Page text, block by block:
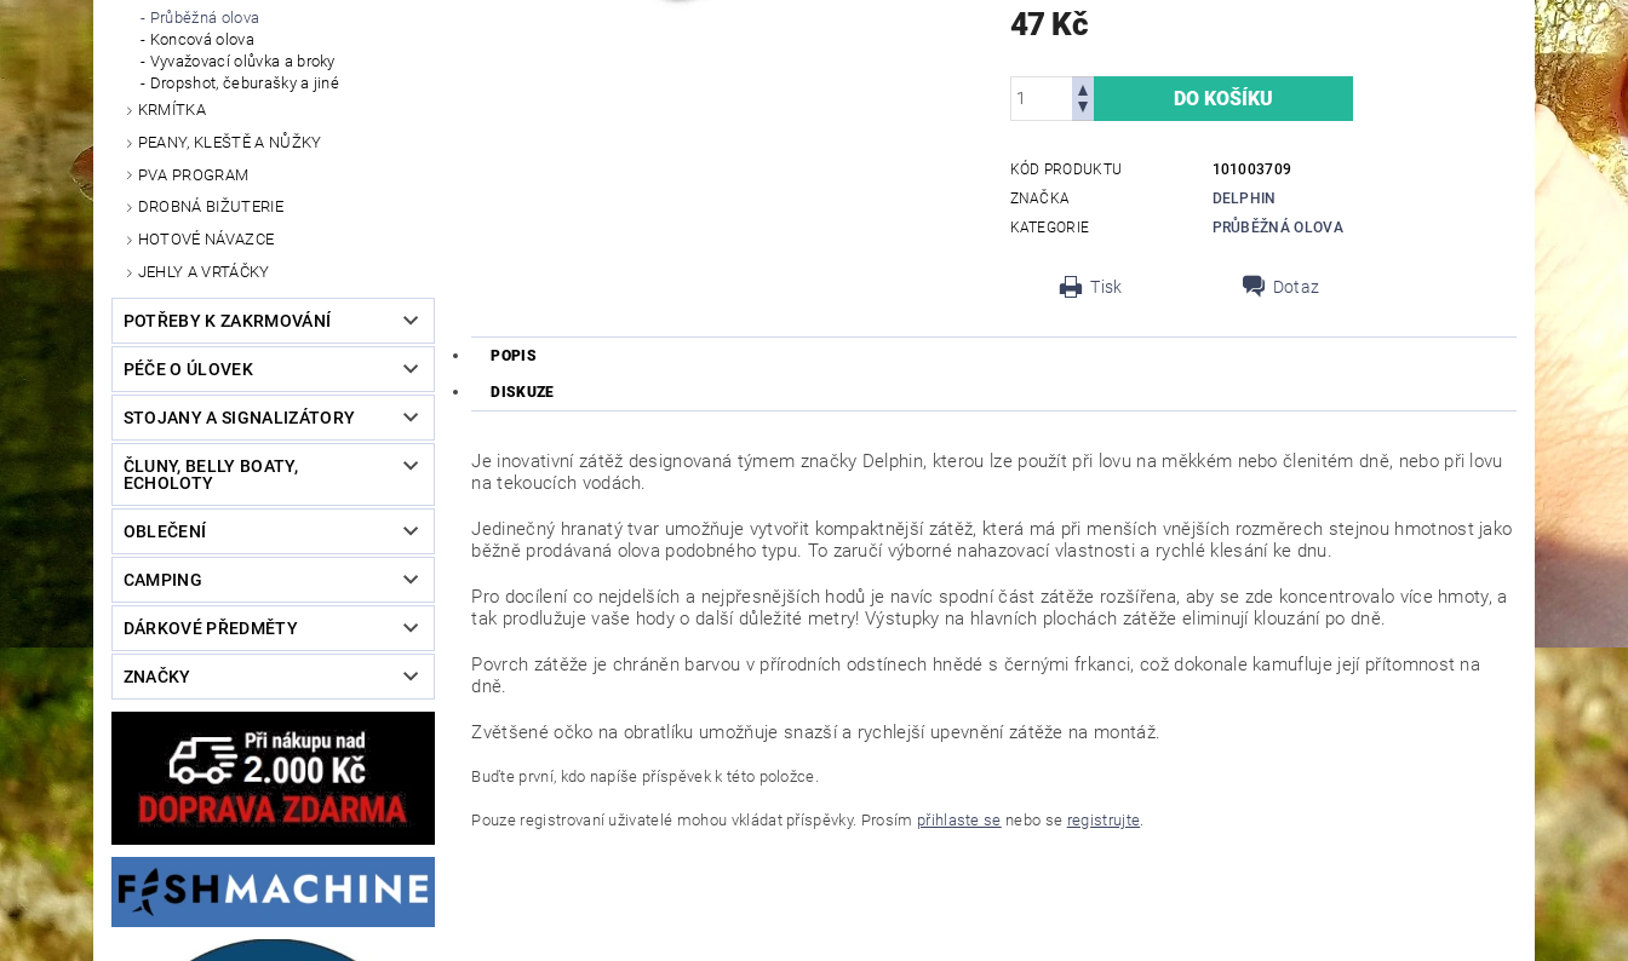
Průběžná olova
Koncová olova
Vyvažovací olůvka a broky
Dropshot, čeburašky a jiné
KRMÍTKA
PEANY, KLEŠTĚ A NŮŽKY
PVA PROGRAM
DROBNÁ BIŽUTERIE
HOTOVÉ NÁVAZCE
JEHLY A VRTÁČKY
POTŘEBY K ZAKRMOVÁNÍ
PÉČE O ÚLOVEK
STOJANY A SIGNALIZÁTORY
ČLUNY, BELLY BOATY,
ECHOLOTY
OBLEČENÍ
CAMPING
DÁRKOVÉ PŘEDMĚTY
ZNAČKY
47 Kč
KÓD PRODUKTU
101003709
ZNAČKA
DELPHIN
KATEGORIE
PRŮBĚŽNÁ OLOVA
Tisk Dotaz
POPIS
DISKUZE
Je inovativní zátěž designovaná týmem značky Delphin, kterou lze použít při lovu na měkkém nebo členitém dně, nebo při lovu
na tekoucích vodách.
Jedinečný hranatý tvar umožňuje vytvořit kompaktnější zátěž, která má při menších vnějších rozměrech stejnou hmotnost jako
běžně prodávaná olova podobného typu. To zaručí výborné nahazovací vlastnosti a rychlé klesání ke dnu.
Pro docílení co nejdelších a nejpřesnějších hodů je navíc spodní část zátěže rozšířena, aby se zde koncentrovalo více hmoty, a
tak prodlužuje vaše hody o další důležité metry! Výstupky na hlavních plochách zátěže eliminují klouzání po dně.
Povrch zátěže je chráněn barvou v přírodních odstínech hnědé s černými frkanci, což dokonale kamufluje její přítomnost na
dně.
Zvětšené očko na obratlíku umožňuje snazší a rychlejší upevnění zátěže na montáž.
Buďte první, kdo napíše příspěvek k této položce.
Pouze registrovaní uživatelé mohou vkládat příspěvky. Prosím přihlaste se nebo se registrujte